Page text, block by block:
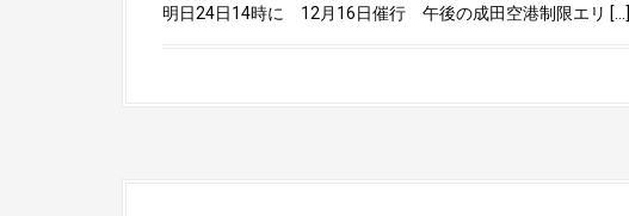
明日24日14時に 12月16日催行 午後の成田空港制限エリ […]